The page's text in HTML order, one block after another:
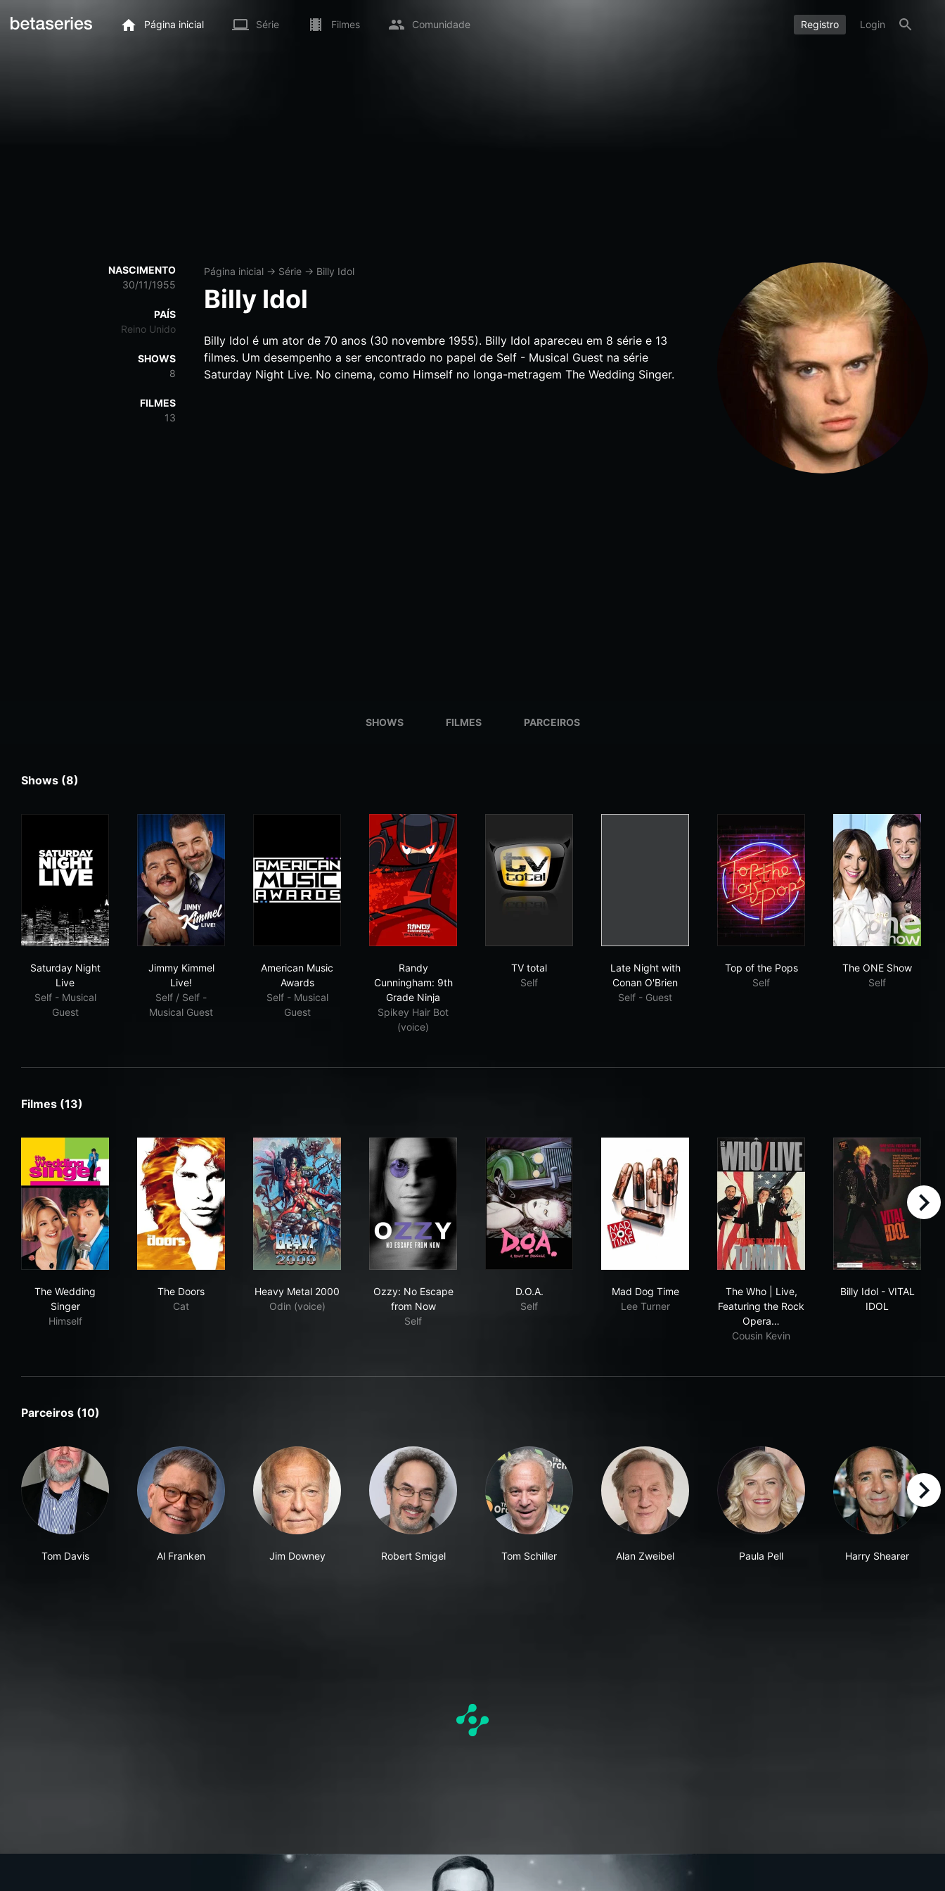
Página inicial Série Filmes Comunidade Registro Login
NASCIMENTO
30/11/1955
PAÍS
Reino Unido
SHOWS
8
FILMES
13
Página inicial → Série → Billy Idol
Billy Idol
Billy Idol é um ator de 70 anos (30 novembre 1955). Billy Idol apareceu em 8 série e 13
filmes. Um desempenho a ser encontrado no papel de Self - Musical Guest na série
Saturday Night Live. No cinema, como Himself no longa-metragem The Wedding Singer.
SHOWS FILMES PARCEIROS
Shows (8)
Saturday Night
Live
Self - Musical
Guest
Jimmy Kimmel
Live!
Self / Self -
Musical Guest
American Music
Awards
Self - Musical
Guest
Randy
Cunningham: 9th
Grade Ninja
Spikey Hair Bot
(voice)
TV total
Self
Late Night with
Conan O'Brien
Self - Guest
Top of the Pops
Self
The ONE Show
Self
Filmes (13)
The Wedding
Singer
Himself
The Doors
Cat
Heavy Metal 2000
Odin (voice)
Ozzy: No Escape
from Now
Self
D.O.A.
Self
Mad Dog Time
Lee Turner
The Who | Live,
Featuring the Rock
Opera…
Cousin Kevin
Billy Idol - VITAL
IDOL
right
Parceiros (10)
Tom Davis Al Franken Jim Downey Robert Smigel Tom Schiller Alan Zweibel Paula Pell Harry Shearer
right